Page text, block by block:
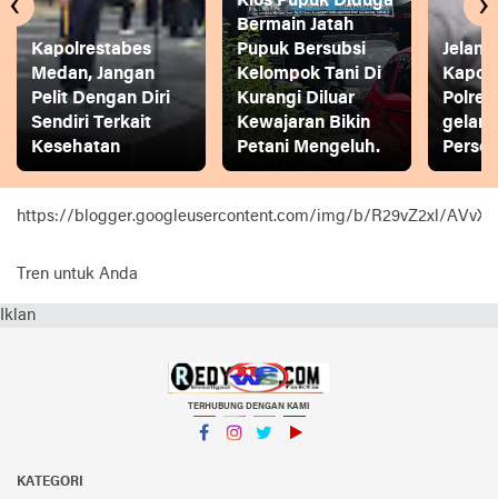
Kapolrestabes
Medan, Jangan
Pelit Dengan Diri
Sendiri Terkait
Kesehatan
Bermain Jatah
Pupuk Bersubsi
Kelompok Tani Di
Kurangi Diluar
Kewajaran Bikin
Petani Mengeluh.
gelar
https://blogger.googleusercontent.com/img/b/R29vZ2xl/
Tren untuk Anda
Iklan
TERHUBUNG DENGAN KAMI
KATEGORI